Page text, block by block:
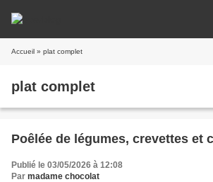
Accueil » plat complet
plat complet
Poêlée de légumes, crevettes et
Publié le 03/05/2026 à 12:08
Par madame chocolat